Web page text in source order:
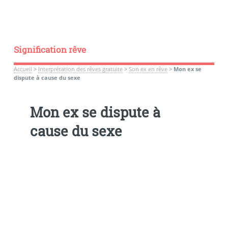
Signification rêve
Accueil > Interprétation des rêves gratuite> Son ex en rêve> Mon ex se
dispute à cause du sexe
Mon ex se dispute à
cause du sexe